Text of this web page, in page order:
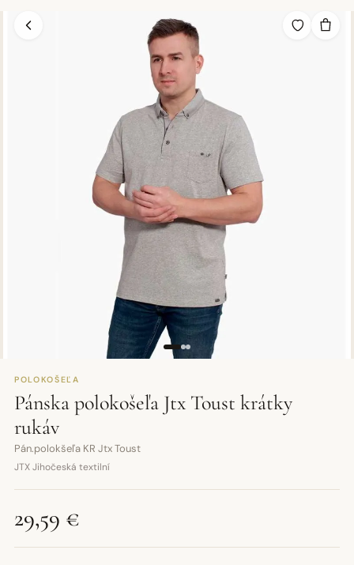
POLOKOŠEĽA
Pánska polokošeľa Jtx Toust krátky
rukáv
Pán.polokšeľa KR Jtx Toust
JTX Jihočeská textilní
29,59 €